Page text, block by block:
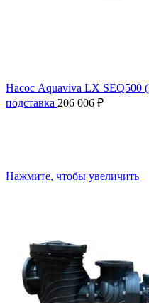
Насос Aquaviva LX SEQ500
подставка 206 006 ₽
Нажмите, чтобы увеличить